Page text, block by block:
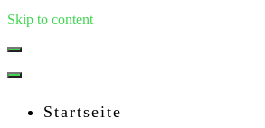
Skip to content
Startseite